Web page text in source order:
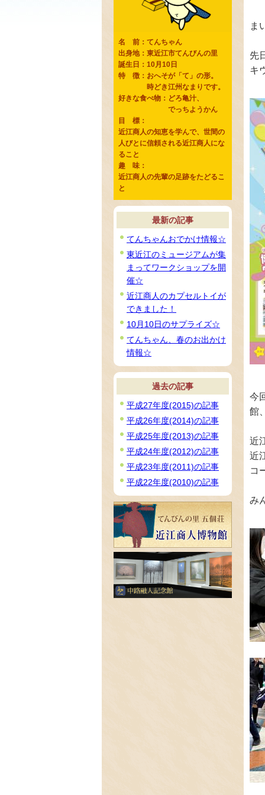
ま
先
キ
今
館
近
近
コ
み
名 前：てんちゃん
出身地：東近江市てんびんの里
誕生日：10月10日
特 徴：おへそが「て」の形。
時どき江州なまりです。
好きな食べ物：どろ亀汁、
でっちようかん
目 標：
近江商人の知恵を学んで、世間の
人びとに信頼される近江商人にな
ること
趣 味：
近江商人の先輩の足跡をたどるこ
と
最新の記事
てんちゃんおでかけ情報☆
東近江のミュージアムが集
まってワークショップを開
催☆
近江商人のカプセルトイが
できました！
10月10日のサプライズ☆
てんちゃん、春のお出かけ
情報☆
過去の記事
平成27年度(2015)の記事
平成26年度(2014)の記事
平成25年度(2013)の記事
平成24年度(2012)の記事
平成23年度(2011)の記事
平成22年度(2010)の記事